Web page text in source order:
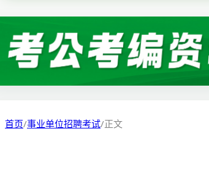
考试公告
职位表
考试公
职位表
首页/事业单位招聘考试/正文